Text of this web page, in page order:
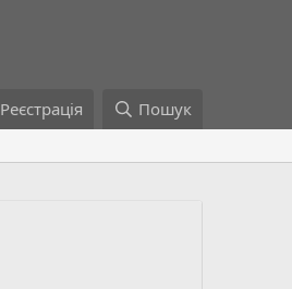
Реєстрація Пошук